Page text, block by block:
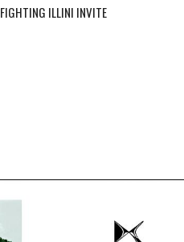
ILLINI INVITE